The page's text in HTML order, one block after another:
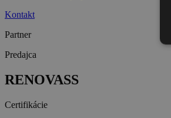
Kontakt
Partner
Predajca
RENOVASS
Certifikácie